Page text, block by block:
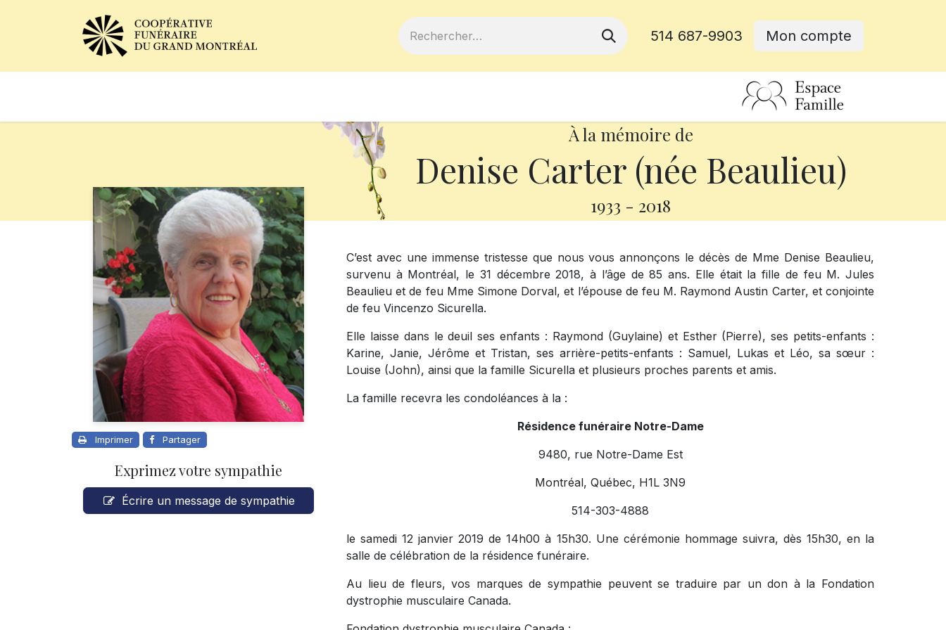
514 687-9903 Mon compte
À la mémoire de
Denise Carter (née Beaulieu)
1933 - 2018
Imprimer Partager
Exprimez votre sympathie
Écrire un message de sympathie
C’est avec une immense tristesse que nous vous annonçons le décès de Mme Denise Beaulieu,
survenu à Montréal, le 31 décembre 2018, à l’âge de 85 ans. Elle était la fille de feu M. Jules
Beaulieu et de feu Mme Simone Dorval, et l’épouse de feu M. Raymond Austin Carter, et conjointe
de feu Vincenzo Sicurella.
Elle laisse dans le deuil ses enfants : Raymond (Guylaine) et Esther (Pierre), ses petits-enfants :
Karine, Janie, Jérôme et Tristan, ses arrière-petits-enfants : Samuel, Lukas et Léo, sa sœur :
Louise (John), ainsi que la famille Sicurella et plusieurs proches parents et amis.
La famille recevra les condoléances à la :
Résidence funéraire Notre-Dame
9480, rue Notre-Dame Est
Montréal, Québec, H1L 3N9
514-303-4888
le samedi 12 janvier 2019 de 14h00 à 15h30. Une cérémonie hommage suivra, dès 15h30, en la
salle de célébration de la résidence funéraire.
Au lieu de fleurs, vos marques de sympathie peuvent se traduire par un don à la Fondation
dystrophie musculaire Canada.